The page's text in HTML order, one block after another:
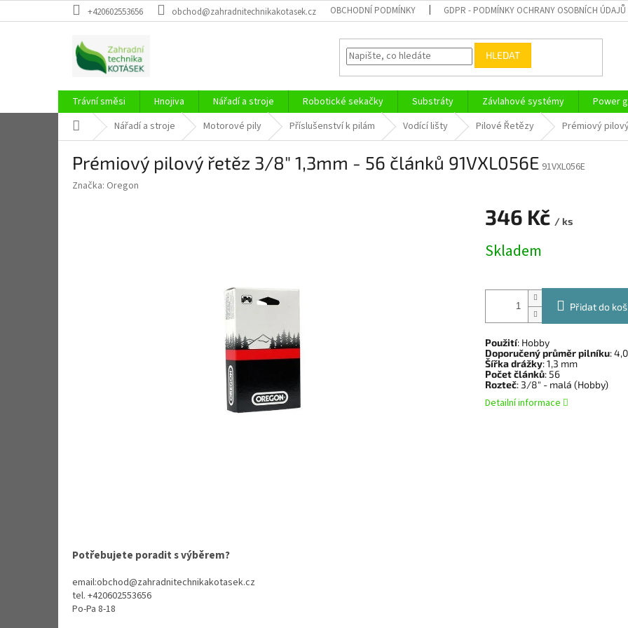
na
+420602553656 obchod@zahradnitechnikakotasek.cz OBCHODNÍ PODMÍNKY GDPR - PODMÍNKY OCHRANY OSOBNÍCH ÚDAJŮ
HLEDAT
Trávní směsi Hnojiva Nářadí a stroje Robotické sekačky Substráty Závlahové systémy
Power
Domů Nářadí a stroje Motorové pily Příslušenství k pilám Vodící lišty Pilové Řetězy Prémiový
Prémiový pilový řetěz 3/8" 1,3mm - 56 článků 91VXL056E 91VXL056E
Značka: Oregon
346 Kč / ks
cena:
Skladem
Přidat do
Použití: Hobby
Doporučený průměr pilníku:
Šířka drážky:1,3 mm
Počet článků:56
Rozteč:3/8" - malá (Hobby)
Detailní informace
Potřebujete poradit s výběrem?
email:obchod@zahradnitechnikakotasek.cz
tel. +420602553656
Po-Pa 8-18